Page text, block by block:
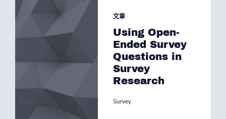
文章
Using Open-
Ended Survey
Questions in
Survey
Research
Survey